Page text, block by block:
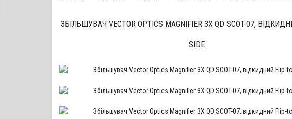
ЗБІЛЬШУВАЧ VECTOR OPTICS MAGNIFIER 3X QD SCOT-07,
SIDE